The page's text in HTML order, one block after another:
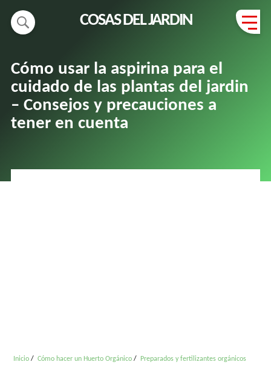
COSAS DEL JARDIN
Cómo usar la aspirina para el
cuidado de las plantas del jardin
– Consejos y precauciones a
tener en cuenta
Inicio Cómo hacer un Huerto Orgánico Preparados y fertilizantes orgánicos